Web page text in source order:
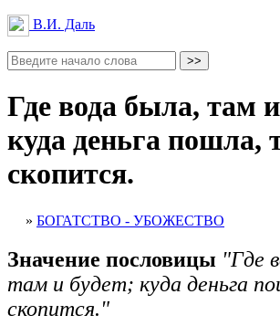
В.И. Даль
Где вода была, там
куда деньга пошла,
скопится.
» БОГАТСТВО - УБОЖЕСТВО
Значение пословицы "Где
там и будет; куда деньга
скопится."